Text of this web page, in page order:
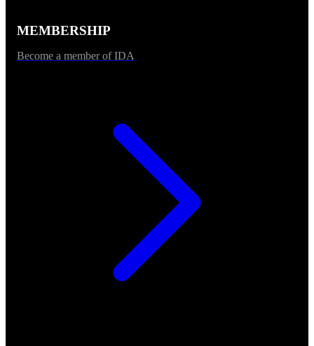
MEMBERSHIP
Become a member of IDA